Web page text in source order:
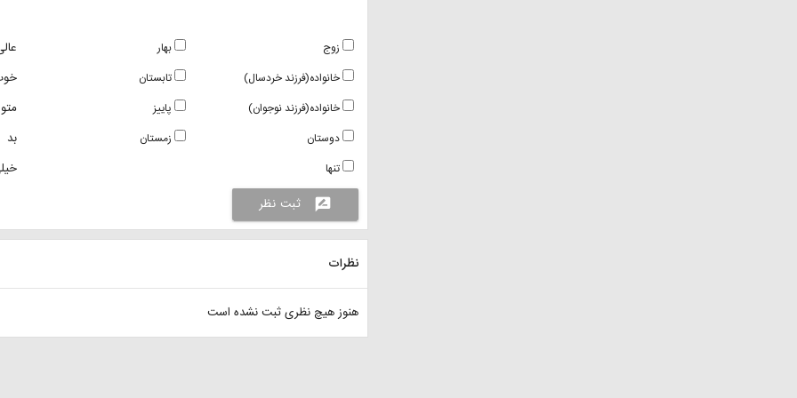
بد
بهار
تابستان
پاییز
زمستان
زوج
خانواده(فرزند خردسال)
خانواده(فرزند نوجوان)
دوستان
تنها
rate_review
ثبت نظر
نظرات
هنوز هیچ نظری ثبت نشده است